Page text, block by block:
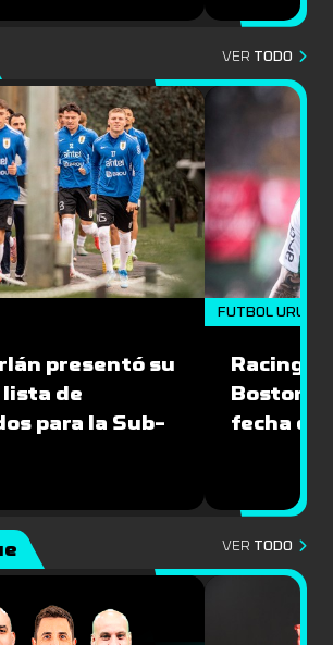
VER TODO
presentó su
de
para la Sub-
FUTBOL
Racing
Boston
fecha
VER TODO